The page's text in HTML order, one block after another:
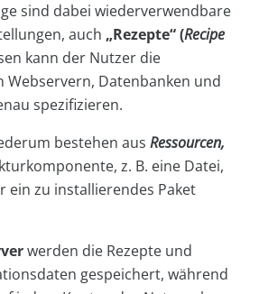
sind dabei wiederverwendbare
auch „Rezepte“ (Recipe
kann der Nutzer die
Webservern, Datenbanken und
spezifizieren.
bestehen aus Ressourcen,
z. B. eine Datei,
ein zu installierendes Paket
werden die Rezepte und
gespeichert, während